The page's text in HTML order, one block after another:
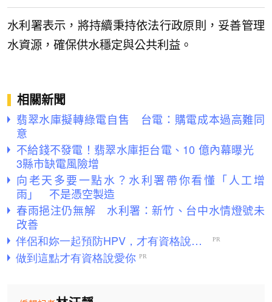
水利署表示，將持續秉持依法行政原則，妥善管理
水資源，確保供水穩定與公共利益。
相關新聞
翡翠水庫擬轉綠電自售 台電：購電成本過高難同
意
不給錢不發電！翡翠水庫拒台電、10 億內幕曝光
3縣市缺電風險增
向老天多要一點水？水利署帶你看懂「人工增
雨」 不是憑空製造
春雨挹注仍無解 水利署：新竹、台中水情燈號未
改善